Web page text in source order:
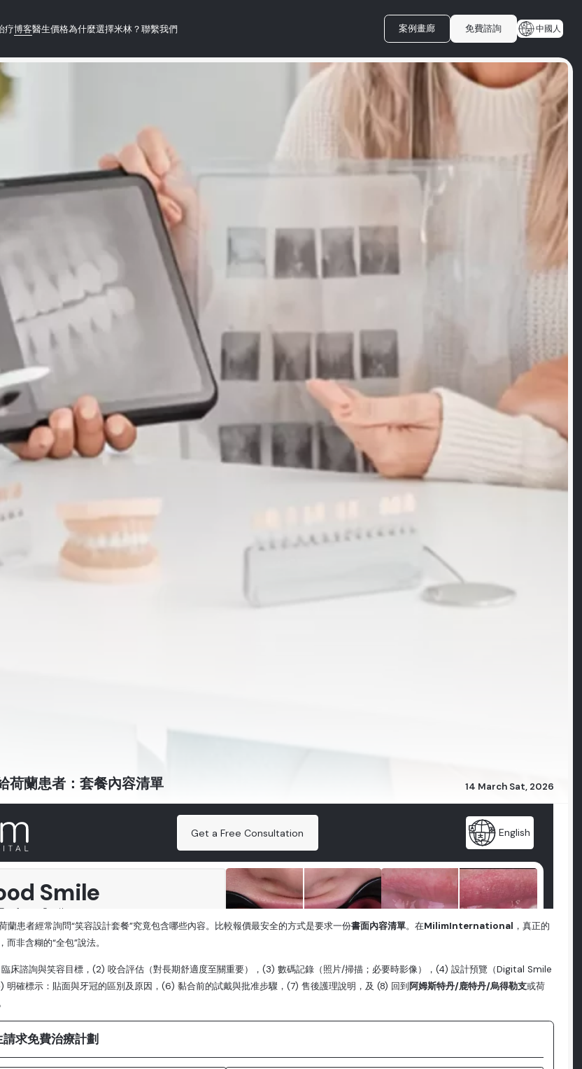
疗博客醫生價格為什麼選擇米林？聯繫我們 案例畫廊 免費諮詢 中國人
荷蘭患者：套餐內容清單 14 March Sat, 2026
蘭患者經常詢問“笑容設計套餐”究竟包含哪些內容。比較報價最安全的方式是要求一份書面內容清單。在MilimInternational ，真正的
非含糊的“全包”說法。
床諮詢與笑容目標，(2) 咬合評估（對長期舒適度至關重要），(3) 數碼記錄（照片/掃描；必要時影像），(4) 設計預覽（Digital Smile
確標示：貼面與牙冠的區別及原因，(6) 黏合前的試戴與批准步驟，(7) 售後護理說明，及 (8) 回到阿姆斯特丹/鹿特丹/烏得勒支或荷
求免費治療計劃